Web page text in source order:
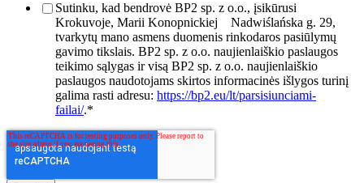
Sutinku, kad bendrovė BP2 sp. z o.o., įsikūrusi
Krokuvoje, Marii Konopnickiej
Nadwiślańska g. 29,
tvarkytų mano asmens duomenis rinkodaros pasiūlymų
gavimo tikslais. BP2 sp. z o.o. naujienlaiškio paslaugos
teikimo sąlygas ir visą BP2 sp. z o.o. naujienlaiškio
paslaugos naudotojams skirtos informacinės išlygos turinį
galima rasti adresu: https://bp2.eu/lt/parsisiunciami-
failai/.*